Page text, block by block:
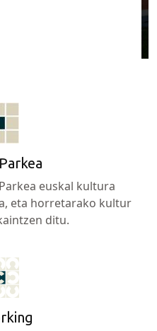
euskal kultura
eta horretarako kultur
ditu.